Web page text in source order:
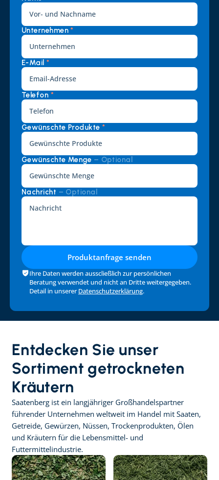
Unternehmen *
E-Mail *
Telefon *
Gewünschte Produkte *
Gewünschte Menge – Optional
Nachricht – Optional
Produktanfrage senden
Ihre Daten werden ausscließlich zur persönlichen
Beratung verwendet und nicht an Dritte weitergegeben.
Detail in unserer Datenschutzerklärung.
Entdecken Sie unser
Sortiment getrockneten
Kräutern
Saatenberg ist ein langjähriger Großhandelspartner
führender Unternehmen weltweit im Handel mit Saaten,
Getreide, Gewürzen, Nüssen, Trockenprodukten, Ölen
und Kräutern für die Lebensmittel- und
Futtermittelindustrie.